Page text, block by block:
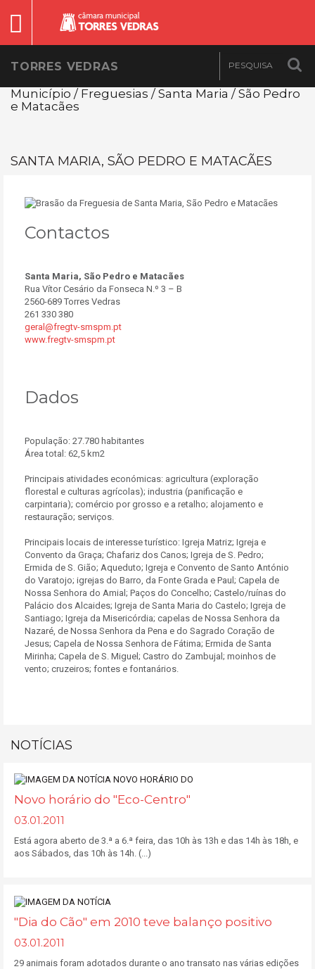
TORRES VEDRAS
Município / Freguesias / Santa Maria / São Pedro
e Matacães
SANTA MARIA, SÃO PEDRO E MATACÃES
Contactos
Santa Maria, São Pedro e Matacães
Rua Vítor Cesário da Fonseca N.º 3 – B
2560-689 Torres Vedras
261 330 380
geral@fregtv-smspm.pt
www.fregtv-smspm.pt
Dados
População: 27.780 habitantes
Área total: 62,5 km2
Principais atividades económicas: agricultura (exploração
florestal e culturas agrícolas); industria (panificação e
carpintaria); comércio por grosso e a retalho; alojamento e
restauração; serviços.
Principais locais de interesse turístico: Igreja Matriz; Igreja e
Convento da Graça; Chafariz dos Canos; Igreja de S. Pedro;
Ermida de S. Gião; Aqueduto; Igreja e Convento de Santo António
do Varatojo; igrejas do Barro, da Fonte Grada e Paul; Capela de
Nossa Senhora do Amial; Paços do Concelho; Castelo/ruínas do
Palácio dos Alcaides; Igreja de Santa Maria do Castelo; Igreja de
Santiago; Igreja da Misericórdia; capelas de Nossa Senhora da
Nazaré, de Nossa Senhora da Pena e do Sagrado Coração de
Jesus; Capela de Nossa Senhora de Fátima; Ermida de Santa
Mirinha; Capela de S. Miguel; Castro do Zambujal; moinhos de
vento; cruzeiros; fontes e fontanários.
NOTÍCIAS
Novo horário do "Eco-Centro"
03.01.2011
Está agora aberto de 3.ª a 6.ª feira, das 10h às 13h e das 14h às 18h, e
aos Sábados, das 10h às 14h. (...)
"Dia do Cão" em 2010 teve balanço positivo
03.01.2011
29 animais foram adotados durante o ano transato nas várias edições